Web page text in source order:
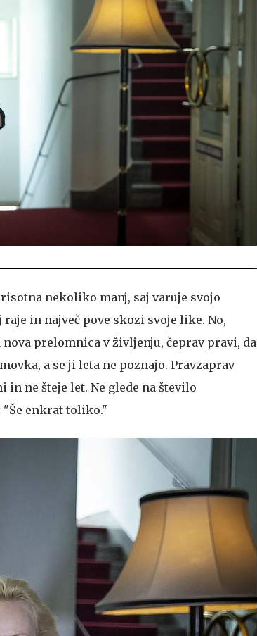
nekoliko manj, saj varuje svojo
in največ pove skozi svoje like. No,
prelomnica v življenju, čeprav pravi, da
a se ji leta ne poznajo. Pravzaprav
in ne šteje let. Ne glede na število
"Še enkrat toliko."